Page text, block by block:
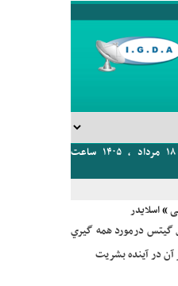
۞ امروز یکشنبه, ۱۸ مرداد , ۱۴۰۵ ساعت
»اسلایدر
گیتس درمورد همه گيري
آن در آينده بشريت